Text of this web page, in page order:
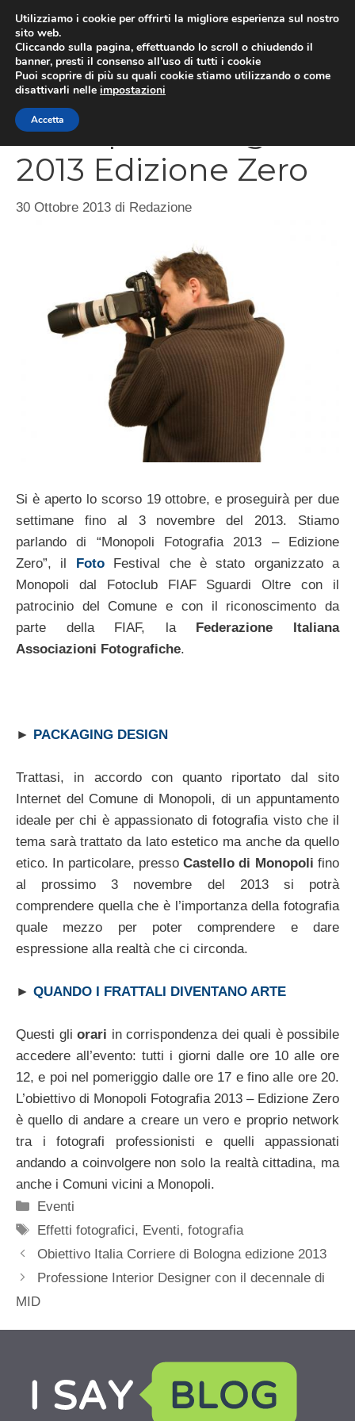
contenuto
Monopoli Fotografia
2013 Edizione Zero
30 Ottobre 2013 di Redazione
Si è aperto lo scorso 19 ottobre, e proseguirà per due
settimane fino al 3 novembre del 2013. Stiamo
parlando di “Monopoli Fotografia 2013 – Edizione
Zero”, il
FotoFestival che è stato organizzato a
Monopoli dal Fotoclub FIAF Sguardi Oltre con il
patrocinio del Comune e con il riconoscimento da
parte della FIAF, la
Federazione Italiana
Associazioni Fotografiche.
► PACKAGING DESIGN
Trattasi, in accordo con quanto riportato dal sito
Internet del Comune di Monopoli, di un appuntamento
ideale per chi è appassionato di fotografia visto che il
tema sarà trattato da lato estetico ma anche da quello
etico. In particolare, pressoCastello di Monopoli fino
al prossimo 3 novembre del 2013 si potrà
comprendere quella che è l’importanza della fotografia
quale mezzo per poter comprendere e dare
espressione alla realtà che ci circonda.
► QUANDO I FRATTALI DIVENTANO ARTE
Questi gli orari in corrispondenza dei quali è possibile
accedere all’evento: tutti i giorni dalle ore 10 alle ore
12, e poi nel pomeriggio dalle ore 17 e fino alle ore 20.
L’obiettivo di Monopoli Fotografia 2013 – Edizione Zero
è quello di andare a creare un vero e proprio network
tra i fotografi professionisti e quelli appassionati
andando a coinvolgere non solo la realtà cittadina, ma
anche i Comuni vicini a Monopoli.
Categorie
Eventi
Tag
Effetti fotografici, Eventi,fotografia
Obiettivo Italia Corriere di Bologna edizione 2013
Professione Interior Designer con il decennale di
MID
Utilizziamo i cookie per offrirti la migliore esperienza sul nostro
sito web.
Cliccando sulla pagina, effettuando lo scroll o chiudendo il
banner, presti il consenso all’uso di tutti i cookie
Puoi scoprire di più su quali cookie stiamo utilizzando o come
disattivarli nelle impostazioni
Accetta